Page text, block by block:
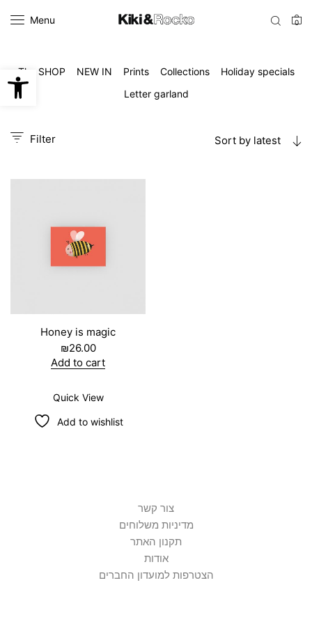
Open toolbar
Menu 0
Filter
The SHOP NEW IN Prints Collections
Holiday specials
Letter garland
Sort by latest
Honey is magic
₪26.00
Add to cart
Quick View
Add to wishlist
צור קשר
מדיניות משלוחים
תקנון האתר
אודות
הצטרפות למועדון החברים